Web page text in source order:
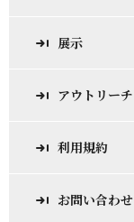
展示
アウトリーチ
利用規約
お問い合わせ